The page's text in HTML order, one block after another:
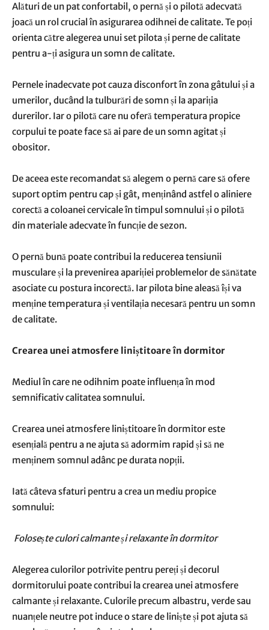
Alături de un pat confortabil, o pernă și o pilotă adecvată
joacă un rol crucial în asigurarea odihnei de calitate. Te poți
orienta către alegerea unui set pilota și perne de calitate
pentru a-ți asigura un somn de calitate.
Pernele inadecvate pot cauza disconfort în zona gâtului și a
umerilor, ducând la tulburări de somn și la apariția
durerilor. Iar o pilotă care nu oferă temperatura propice
corpului te poate face să ai pare de un somn agitat și
obositor.
De aceea este recomandat să alegem o pernă care să ofere
suport optim pentru cap și gât, menținând astfel o aliniere
corectă a coloanei cervicale în timpul somnului și o pilotă
din materiale adecvate în funcție de sezon.
O pernă bună poate contribui la reducerea tensiunii
musculare și la prevenirea apariției problemelor de sănătate
asociate cu postura incorectă. Iar pilota bine aleasă își va
menține temperatura și ventilația necesară pentru un somn
de calitate.
Crearea unei atmosfere liniștitoare în dormitor
Mediul în care ne odihnim poate influența în mod
semnificativ calitatea somnului.
Crearea unei atmosfere liniștitoare în dormitor este
esențială pentru a ne ajuta să adormim rapid și să ne
menținem somnul adânc pe durata nopții.
Iată câteva sfaturi pentru a crea un mediu propice
somnului:
Folosește culori calmante și relaxante în dormitor
Alegerea culorilor potrivite pentru pereți și decorul
dormitorului poate contribui la crearea unei atmosfere
calmante și relaxante. Culorile precum albastru, verde sau
nuanțele neutre pot induce o stare de liniște și pot ajuta să